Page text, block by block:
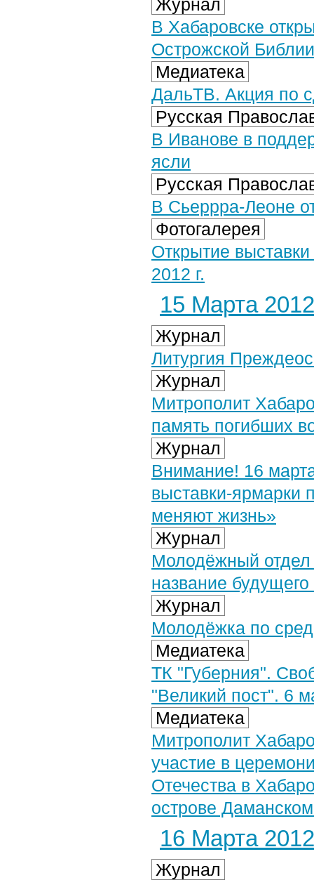
Журнал
В Хабаровске
Острожской Библии
Медиатека
ДальТВ. Акция по
Русская
В Иванове в
ясли
Русская
В Сьеррра-Леоне
Фотогалерея
Открытие
2012 г.
15 Марта 2012
Журнал
Литургия
Журнал
Митрополит
память погибших
Журнал
Внимание! 16
выставки-ярмарки
меняют жизнь»
Журнал
Молодёжный отдел
название
Журнал
Молодёжка по
Медиатека
ТК "Губерния".
"Великий пост". 6
Медиатека
Митрополит
участие в
Отечества в
острове
16 Марта 2012
Журнал